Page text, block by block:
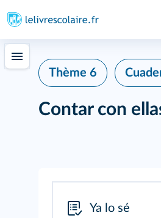
Thème 6
Contar con
Ya lo sé